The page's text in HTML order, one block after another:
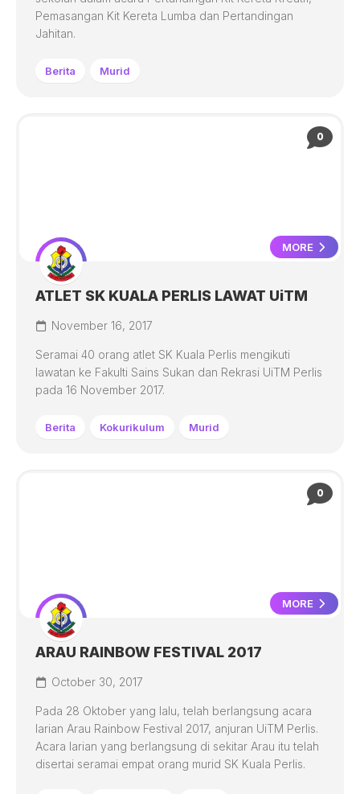
Pemasangan Kit Kereta Lumba dan Pertandingan
Jahitan.
Berita Murid
0
MORE
ATLET SK KUALA PERLIS LAWAT UiTM
November 16, 2017
Seramai 40 orang atlet SK Kuala Perlis mengikuti
lawatan ke Fakulti Sains Sukan dan Rekrasi UiTM Perlis
pada 16 November 2017.
Berita Kokurikulum Murid
0
MORE
ARAU RAINBOW FESTIVAL 2017
October 30, 2017
Pada 28 Oktober yang lalu, telah berlangsung acara
larian Arau Rainbow Festival 2017, anjuran UiTM Perlis.
Acara larian yang berlangsung di sekitar Arau itu telah
disertai seramai empat orang murid SK Kuala Perlis.